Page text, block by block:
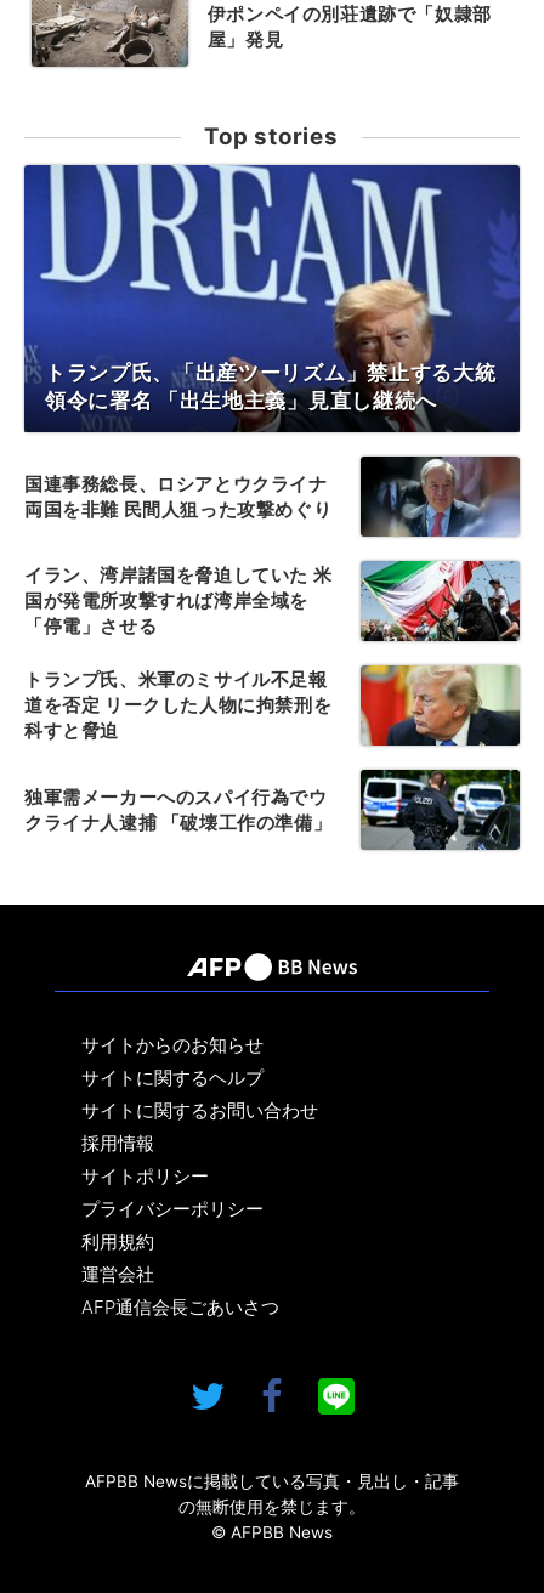
伊ポンペイの別荘遺跡で「奴隷部
屋」発見
Top stories
トランプ氏、「出産ツーリズム」禁止する大統
領令に署名 「出生地主義」見直し継続へ
国連事務総長、ロシアとウクライナ
両国を非難 民間人狙った攻撃めぐり
イラン、湾岸諸国を脅迫していた 米
国が発電所攻撃すれば湾岸全域を
「停電」させる
トランプ氏、米軍のミサイル不足報
道を否定 リークした人物に拘禁刑を
科すと脅迫
独軍需メーカーへのスパイ行為でウ
クライナ人逮捕 「破壊工作の準備」
サイトからのお知らせ
サイトに関するヘルプ
サイトに関するお問い合わせ
採用情報
サイトポリシー
プライバシーポリシー
利用規約
運営会社
AFP通信会長ごあいさつ
AFPBB Newsに掲載している写真・見出し・記事
の無断使用を禁じます。
© AFPBB News